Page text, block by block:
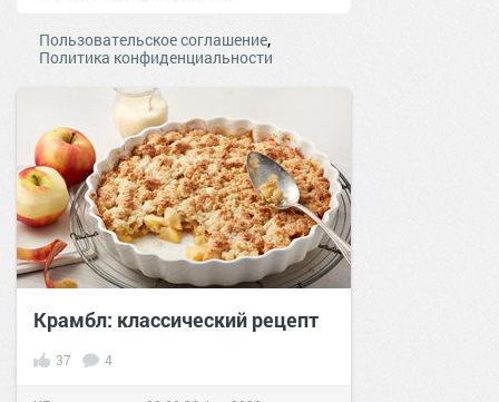
Пользовательское соглашение,
Политика конфиденциальности
Крамбл: классический рецепт
37 4